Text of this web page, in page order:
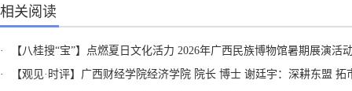
相关阅读
·
【八桂搜“宝”】点燃夏日文化活力 2026年广西民族博物馆暑期展演活
·
【观见·时评】广西财经学院经济学院 院长 博士 谢廷宇：深耕东盟 拓市全球 广西民企向海正当